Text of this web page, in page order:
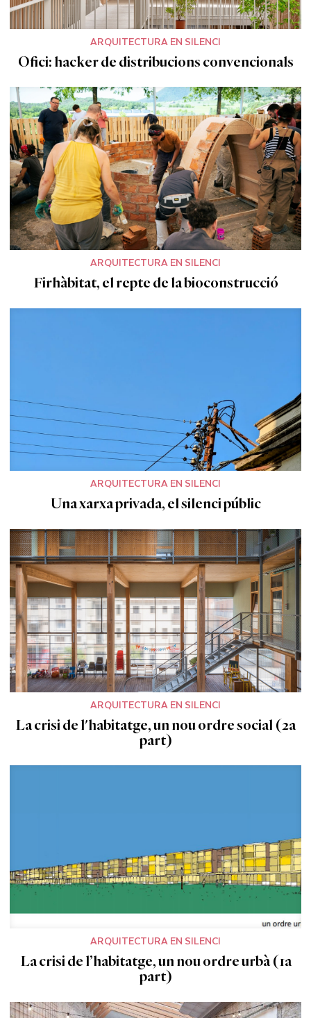
ARQUITECTURA EN SILENCI
Ofici: hacker de distribucions convencionals
ARQUITECTURA EN SILENCI
Firhàbitat, el repte de la bioconstrucció
ARQUITECTURA EN SILENCI
Una xarxa privada, el silenci públic
ARQUITECTURA EN SILENCI
La crisi de l'habitatge, un nou ordre social (2a
part)
ARQUITECTURA EN SILENCI
La crisi de l’habitatge, un nou ordre urbà (1a
part)